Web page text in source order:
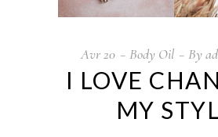
Avr20 Body Oil By
I LOVE
MY